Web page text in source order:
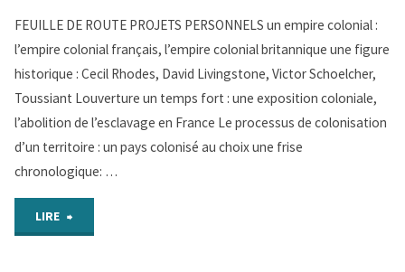
FEUILLE DE ROUTE PROJETS PERSONNELS un empire colonial :
l’empire colonial français, l’empire colonial britannique une figure
historique : Cecil Rhodes, David Livingstone, Victor Schoelcher,
Toussiant Louverture un temps fort : une exposition coloniale,
l’abolition de l’esclavage en France Le processus de colonisation
d’un territoire : un pays colonisé au choix une frise
chronologique: …
LIRE